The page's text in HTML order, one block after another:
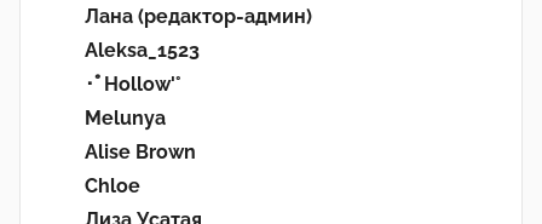
Лана (редактор-админ)
Aleksa_1523
･ﾟHollow'°
Melunya
Alise Brown
Chloe